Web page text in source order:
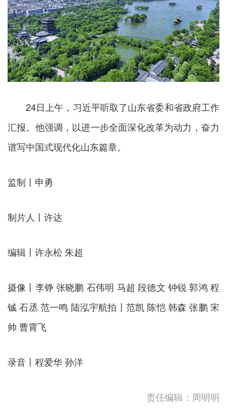
24日上午，习近平听取了山东省委和省政府工作
汇报。他强调，以进一步全面深化改革为动力，奋力
谱写中国式现代化山东篇章。
监制丨申勇
制片人丨许达
编辑丨许永松 朱超
摄像丨李铮 张晓鹏 石伟明 马超 段德文 钟锐 郭鸿 程
铖 石丞 范一鸣 陆泓宇航拍丨范凯 陈恺 韩森 张鹏 宋
帅 曹霄飞
录音丨程爱华 孙洋
责任编辑：周明明